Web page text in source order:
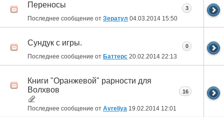
Переносы
Последнее сообщение от Зератул 04.03.2014 15:50
3
Сундук с игры.
Последнее сообщение от Баттерс 20.02.2014 22:13
0
Книги "Оранжевой" рарности для
Волхвов
Последнее сообщение от Avreliya 19.02.2014 12:01
16